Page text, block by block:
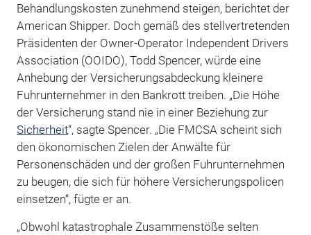
Behandlungskosten zunehmend steigen, berichtet der
American Shipper. Doch gemäß des stellvertretenden
Präsidenten der Owner-Operator Independent Drivers
Association (OOIDO), Todd Spencer, würde eine
Anhebung der Versicherungsabdeckung kleinere
Fuhrunternehmer in den Bankrott treiben. „Die Höhe
der Versicherung stand nie in einer Beziehung zur
Sicherheit“, sagte Spencer. „Die FMCSA scheint sich
den ökonomischen Zielen der Anwälte für
Personenschäden und der großen Fuhrunternehmen
zu beugen, die sich für höhere Versicherungspolicen
einsetzen“, fügte er an.
„Obwohl katastrophale Zusammenstöße selten